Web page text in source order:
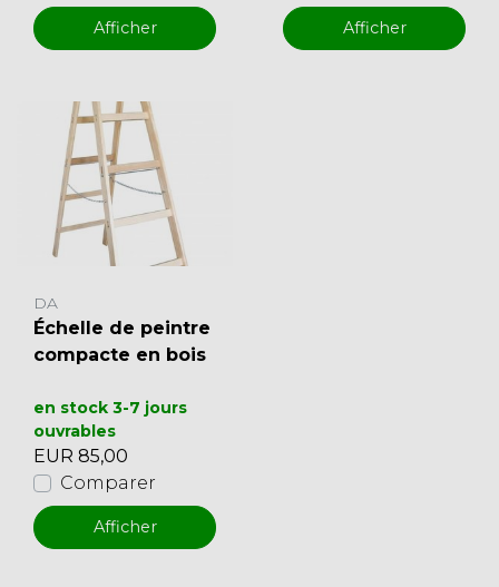
Afficher Afficher
DA
Échelle de peintre
compacte en bois
en stock 3-7 jours
ouvrables
EUR 85,00
Comparer
Afficher